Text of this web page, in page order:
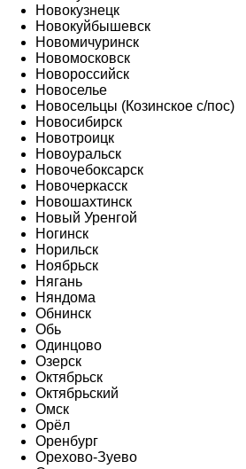
Новокузнецк
Новокуйбышевск
Новомичуринск
Новомосковск
Новороссийск
Новоселье
Новосельцы (Козинское с/пос)
Новосибирск
Новотроицк
Новоуральск
Новочебоксарск
Новочеркасск
Новошахтинск
Новый Уренгой
Ногинск
Норильск
Ноябрьск
Нягань
Няндома
Обнинск
Обь
Одинцово
Озерск
Октябрьск
Октябрьский
Омск
Орёл
Оренбург
Орехово-Зуево